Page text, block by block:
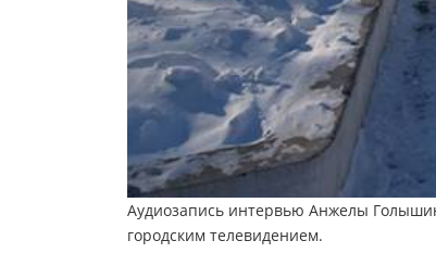
Аудиозапись интервью Анжелы
городским телевидением.